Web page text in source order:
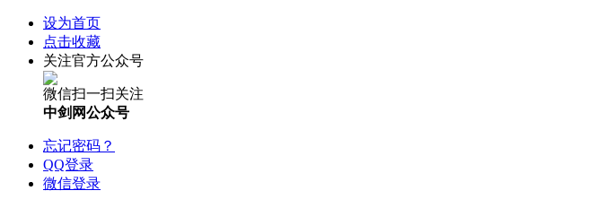
设为首页
点击收藏
关注官方公众号
微信扫一扫关注
中剑网公众号
忘记密码？
QQ登录
微信登录